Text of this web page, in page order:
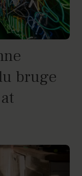
bruge